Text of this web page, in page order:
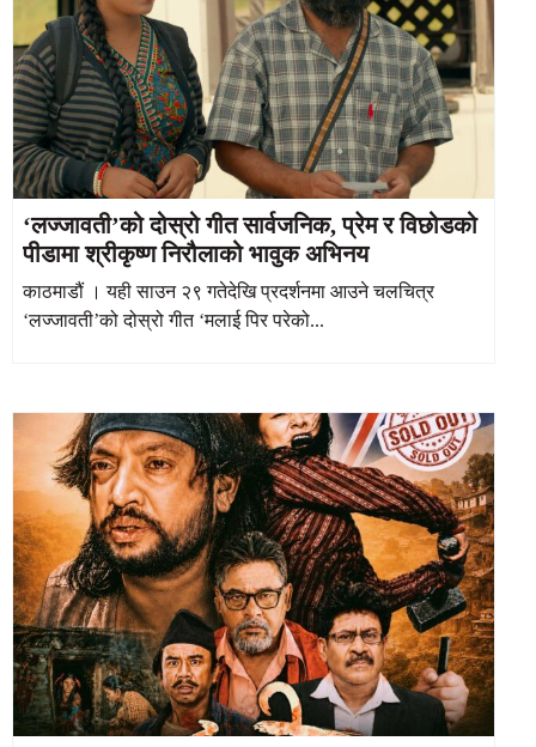
‘लज्जावती’को दोस्रो गीत सार्वजनिक, प्रेम र विछोडको
पीडामा श्रीकृष्ण निरौलाको भावुक अभिनय
काठमाडौं । यही साउन २९ गतेदेखि प्रदर्शनमा आउने चलचित्र
‘लज्जावती’को दोस्रो गीत ‘मलाई पिर परेको...